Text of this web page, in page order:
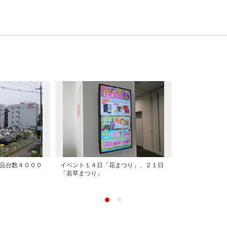
台数４０００
イベント１４日「花まつり」、２１日
「若草まつり」